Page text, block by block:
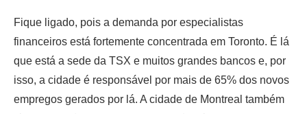
Fique ligado, pois a demanda por especialistas
financeiros está fortemente concentrada em Toronto. É lá
que está a sede da TSX e muitos grandes bancos e, por
isso, a cidade é responsável por mais de 65% dos novos
empregos gerados por lá. A cidade de Montreal também